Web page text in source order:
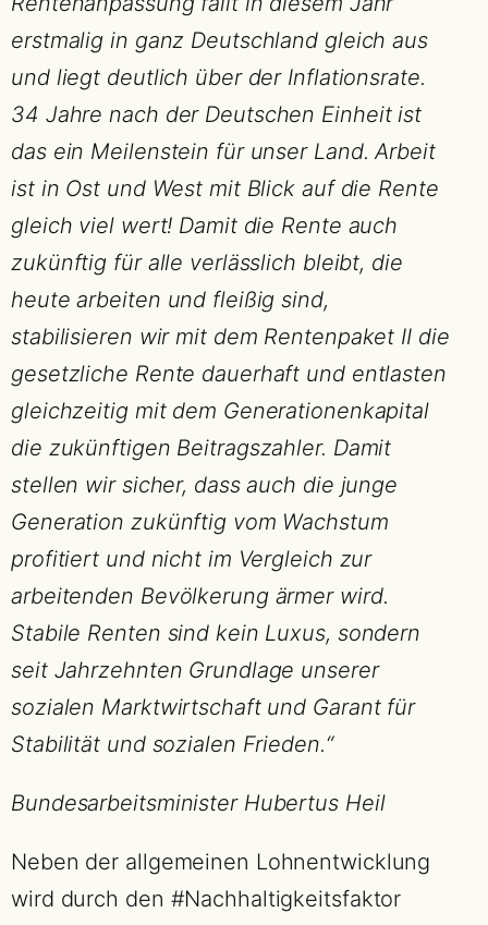
erstmalig in ganz Deutschland gleich aus
und liegt deutlich über der Inflationsrate.
34 Jahre nach der Deutschen Einheit ist
das ein Meilenstein für unser Land. Arbeit
ist in Ost und West mit Blick auf die Rente
gleich viel wert! Damit die Rente auch
zukünftig für alle verlässlich bleibt, die
heute arbeiten und fleißig sind,
stabilisieren wir mit dem Rentenpaket II die
gesetzliche Rente dauerhaft und entlasten
gleichzeitig mit dem Generationenkapital
die zukünftigen Beitragszahler. Damit
stellen wir sicher, dass auch die junge
Generation zukünftig vom Wachstum
profitiert und nicht im Vergleich zur
arbeitenden Bevölkerung ärmer wird.
Stabile Renten sind kein Luxus, sondern
seit Jahrzehnten Grundlage unserer
sozialen Marktwirtschaft und Garant für
Stabilität und sozialen Frieden.“
Bundesarbeitsminister Hubertus Heil
Neben der allgemeinen Lohnentwicklung
wird durch den #Nachhaltigkeitsfaktor